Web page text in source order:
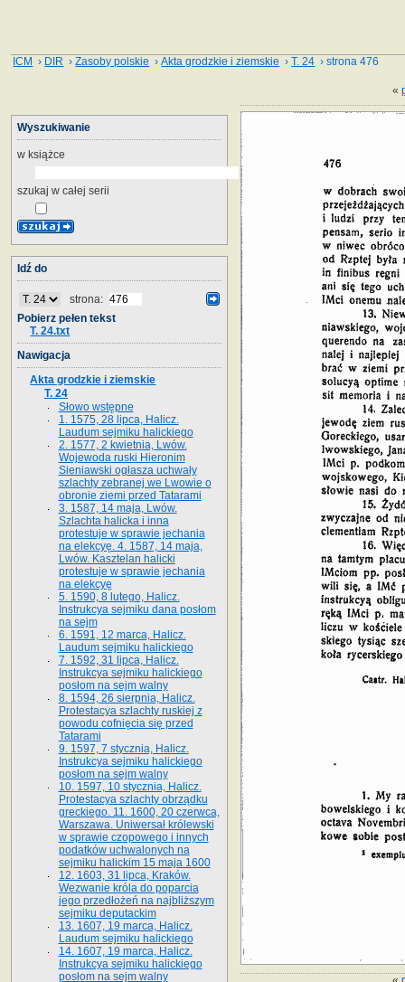
ICM › DIR ›Zasoby polskie ›Akta grodzkie i ziemskie ›T. 24 › strona 476
«
Wyszukiwanie
w książce
szukaj w całej serii
Idź do
strona:
Pobierz pełen tekst
T. 24.txt
Nawigacja
Akta grodzkie i ziemskie
T. 24
Słowo wstępne
1. 1575, 28 lipca, Halicz.
Laudum sejmiku halickiego
2. 1577, 2 kwietnia, Lwów.
Wojewoda ruski Hieronim
Sieniawski ogłasza uchwały
szlachty zebranej we Lwowie o
obronie ziemi przed Tatarami
3. 1587, 14 maja, Lwów.
Szlachta halicka i inna
protestuje w sprawie jechania
na elekcyę. 4. 1587, 14 maja,
Lwów. Kasztelan halicki
protestuje w sprawie jechania
na elekcyę
5. 1590, 8 lutego, Halicz.
Instrukcya sejmiku dana posłom
na sejm
6. 1591, 12 marca, Halicz.
Laudum sejmiku halickiego
7. 1592, 31 lipca, Halicz.
Instrukcya sejmiku halickiego
posłom na sejm walny
8. 1594, 26 sierpnia, Halicz.
Protestacya szlachty ruskiej z
powodu cofnięcia się przed
Tatarami
9. 1597, 7 stycznia, Halicz.
Instrukcya sejmiku halickiego
posłom na sejm walny
10. 1597, 10 stycznia, Halicz.
Protestacya szlachty obrządku
greckiego. 11. 1600, 20 czerwca,
Warszawa. Uniwersał królewski
w sprawie czopowego i innych
podatków uchwalonych na
sejmiku halickim 15 maja 1600
12. 1603, 31 lipca, Kraków.
Wezwanie króla do poparcia
jego przedłożeń na najbliższym
sejmiku deputackim
13. 1607, 19 marca, Halicz.
Laudum sejmiku halickiego
14. 1607, 19 marca, Halicz.
Instrukcya sejmiku halickiego
posłom na sejm walny